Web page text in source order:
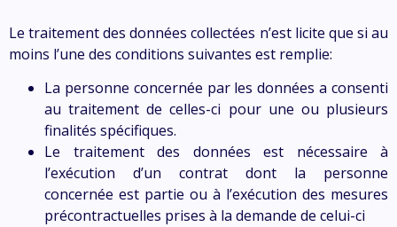
Le traitement des données collectées n’est licite que si au
moins l’une des conditions suivantes est remplie:
La personne concernée par les données a consenti
au traitement de celles-ci pour une ou plusieurs
finalités spécifiques.
Le traitement des données est nécessaire à
l’exécution d’un contrat dont la personne
concernée est partie ou à l’exécution des mesures
précontractuelles prises à la demande de celui-ci